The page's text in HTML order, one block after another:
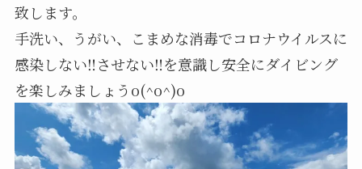
致します。
手洗い、うがい、こまめな消毒でコロナウイルスに
感染しない‼️させない‼️を意識し安全にダイビング
を楽しみましょうo(^o^)o